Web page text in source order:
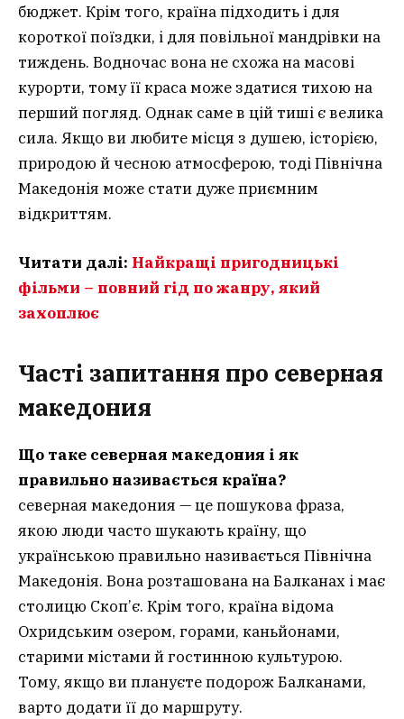
бюджет. Крім того, країна підходить і для
короткої поїздки, і для повільної мандрівки на
тиждень. Водночас вона не схожа на масові
курорти, тому її краса може здатися тихою на
перший погляд. Однак саме в цій тиші є велика
сила. Якщо ви любите місця з душею, історією,
природою й чесною атмосферою, тоді Північна
Македонія може стати дуже приємним
відкриттям.
Читати далі: Найкращі пригодницькі
фільми – повний гід по жанру, який
захоплює
Часті запитання про северная
македония
Що таке северная македония і як
правильно називається країна?
северная македония — це пошукова фраза,
якою люди часто шукають країну, що
українською правильно називається Північна
Македонія. Вона розташована на Балканах і має
столицю Скоп’є. Крім того, країна відома
Охридським озером, горами, каньйонами,
старими містами й гостинною культурою.
Тому, якщо ви плануєте подорож Балканами,
варто додати її до маршруту.